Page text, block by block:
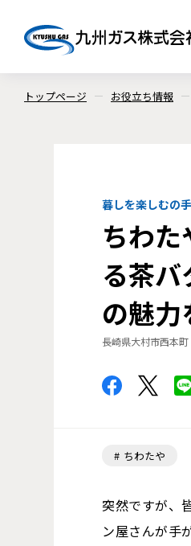
トップページ お役立ち情報
暮しを楽しむの
ちわ
る茶
の魅
長崎県大村市西本町
ちわたや
突然ですが、
ン屋さんが手